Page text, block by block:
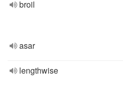
broil
asar
lengthwise